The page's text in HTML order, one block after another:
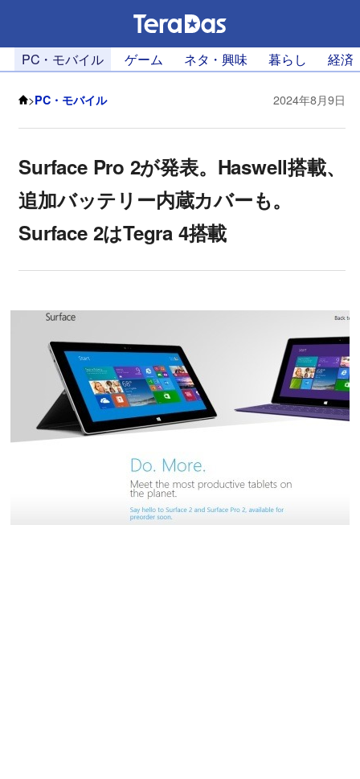
PC・モバイル ゲーム ネタ・興味 暮らし 経済
>PC・モバイル 2024年8月9日
Surface Pro 2が発表。Haswell搭載、
追加バッテリー内蔵カバーも。
Surface 2はTegra 4搭載